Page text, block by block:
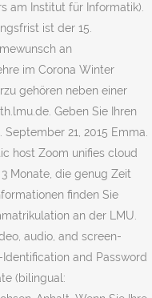
am Institut für Informatik).
ist der 15.
an
im Corona Winter
gehören neben einer
Geben Sie Ihren
21, 2015 Emma.
host Zoom unifies cloud
Monate, die genug Zeit
finden Sie
an der LMU.
audio, and screen-
and Password
(bilingual: